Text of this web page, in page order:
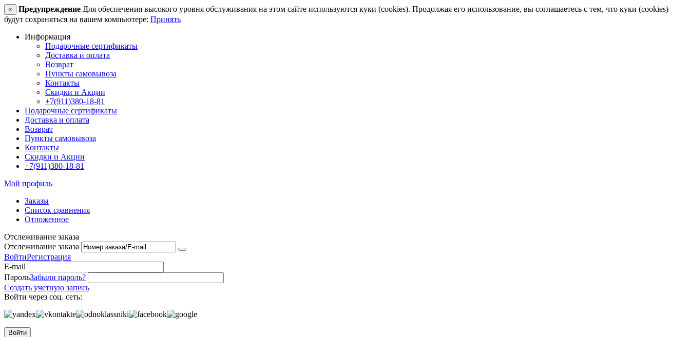
× Предупреждение Для обеспечения высокого уровня обслуживания на этом сайте используются куки (cookies). Продолжая его использование, вы соглашаетесь с тем, что куки (cookies)
будут сохраняться на вашем компьютере: Принять
Информация
Подарочные сертификаты
Доставка и оплата
Возврат
Пункты самовывоза
Контакты
Скидки и Акции
+7(911)380-18-81
Подарочные сертификаты
Доставка и оплата
Возврат
Пункты самовывоза
Контакты
Скидки и Акции
+7(911)380-18-81
Мой профиль
Заказы
Список сравнения
Отложенное
Отслеживание заказа
Отслеживание заказа
ВойтиРегистрация
E-mail
ПарольЗабыли пароль?
Создать учетную запись
Войти через соц. сеть:
Войти